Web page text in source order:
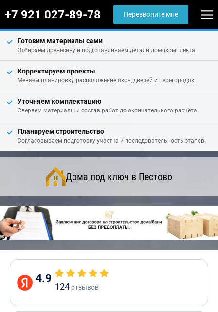
+7 921 027-89-78 Перезвоните мне
Готовим материалы сами
Отбираем древесину и подготавливаем детали домокомплекта.
Корректируем проекты
Меняем планировку, расположение окон, дверей и перегородок.
Уточняем комплектацию
Сверяем материалы и состав работ до окончательного расчёта.
Планируем строительство
Согласовываем подготовку участка и последовательность этапов.
Дома под ключ в Пестово
4.9
124отзывов